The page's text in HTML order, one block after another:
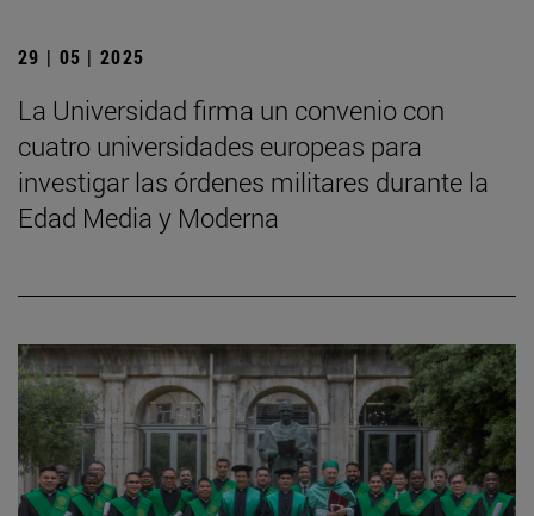
29 | 05 | 2025
La Universidad firma un convenio con
cuatro universidades europeas para
investigar las órdenes militares durante la
Edad Media y Moderna